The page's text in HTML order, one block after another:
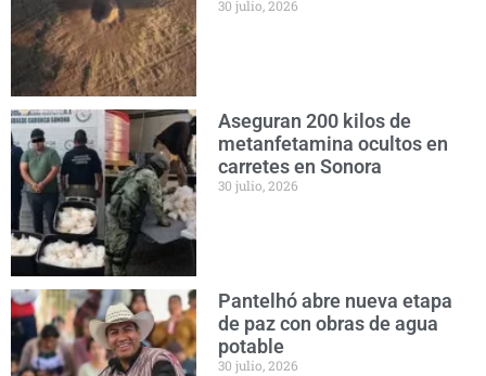
30 julio, 2026
Aseguran 200 kilos de
metanfetamina ocultos en
carretes en Sonora
30 julio, 2026
Pantelhó abre nueva etapa
de paz con obras de agua
potable
30 julio, 2026